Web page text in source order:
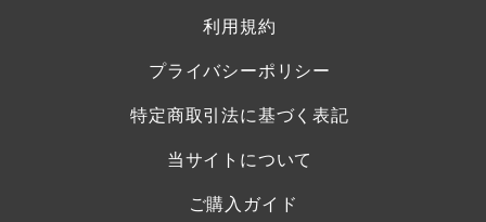
利用規約
プライバシーポリシー
特定商取引法に基づく表記
当サイトについて
ご購入ガイド